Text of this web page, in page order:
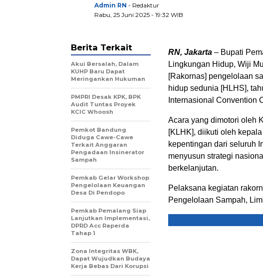
Admin RN - Redaktur
Rabu, 25 Juni 2025 - 19:32 WIB
RN, Jakarta – Bupati
Lingkungan Hidup, Wiji
[Rakornas] pengelolaan
hidup sedunia [HLHS],
Internasional Convention
Acara yang dimotori oleh
[KLHK], diikuti oleh
kepentingan dari seluruh
menyusun strategi
berkelanjutan.
Pelaksana kegiatan
Pengelolaan Sampah,
Berita Terkait
Akui Bersalah, Dalam
KUHP Baru Dapat
Meringankan Hukuman
PMPRI Desak KPK, BPK
Audit Tuntas Proyek
KCIC Whoosh
Pemkot Bandung
Diduga Cawe-Cawe
Terkait Anggaran
Pengadaan Insinerator
Sampah
Pemkab Gelar Workshop
Pengelolaan Keuangan
Desa Di Pendopo
Pemkab Pemalang Siap
Lanjutkan Implementasi,
DPRD Acc Raperda
Tahap 1
Zona Integritas WBK,
Dapat Wujudkan Budaya
Kerja Bebas Dari Korupsi